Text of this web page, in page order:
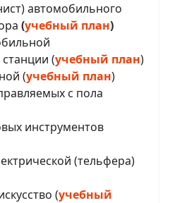
автомобильного
(учебный план)
(учебный план)
(учебный план)
с пола
инструментов
(тельфера)
(учебный